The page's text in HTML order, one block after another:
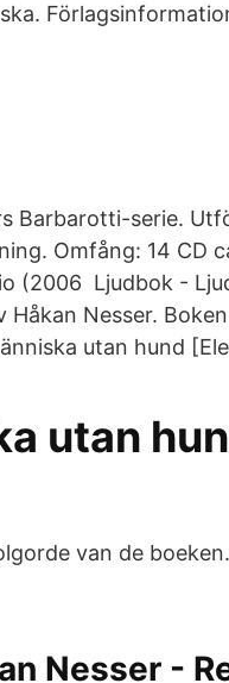
Barbarotti-serie.
Omfång: 14 CD
(2006 Ljudbok -
Nesser.
utan hund
utan
van de
Nesser -